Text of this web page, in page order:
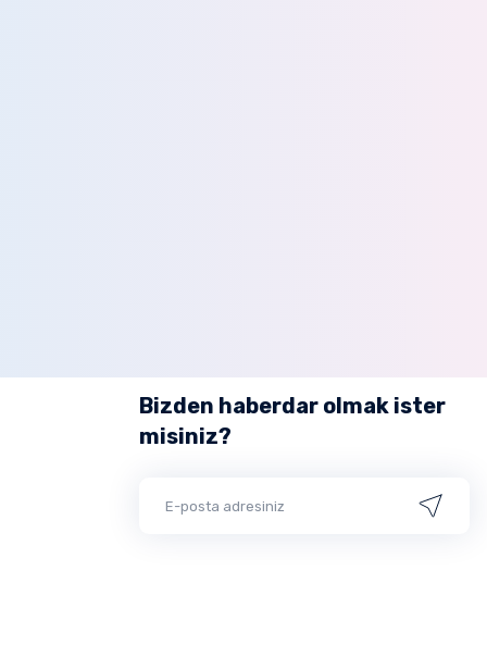
Bizden haberdar olmak ister
misiniz?